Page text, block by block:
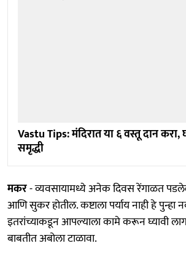
Vastu Tips: मंदिरात या ६ वस्तू दान
समृद्धी
मकर- व्यवसायामध्ये अनेक दिवस रेंगाळत
आणि सुकर होतील. कष्टाला पर्याय नाही हे पुन्हा
इतरांच्याकडून आपल्याला कामे करून घ्यावी
बाबतीत अबोला टाळावा.